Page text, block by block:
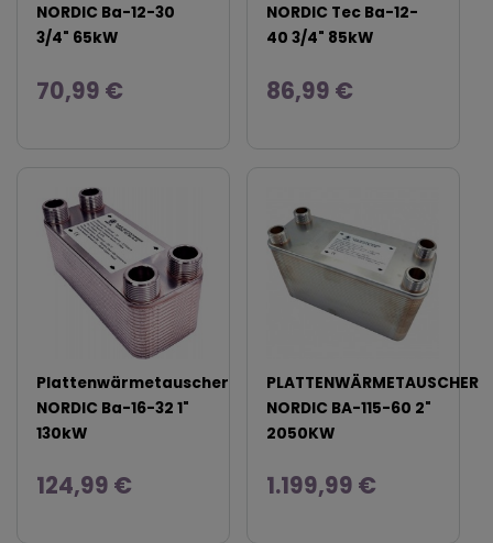
NORDIC Ba-12-30
3/4" 65kW
70,99 €
NORDIC Tec Ba-12-
40 3/4" 85kW
86,99 €
Plattenwärmetauscher
NORDIC Ba-16-32 1"
130kW
124,99 €
PLATTENWÄRMETAUSCHER
NORDIC BA-115-60 2"
2050KW
1.199,99 €